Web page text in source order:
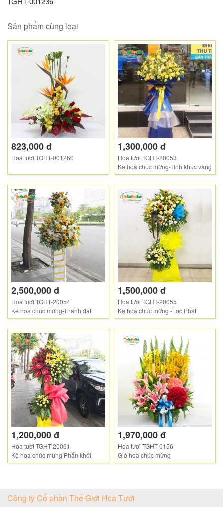
Sản phẩm cùng loại
823,000 đ
Hoa tươi TGHT-001260
1,300,000 đ
Hoa tươi TGHT-20053
Kệ hoa chúc mừng-Tình khúc vàng
2,500,000 đ
Hoa tươi TGHT-20054
Kệ hoa chúc mừng-Thành đạt
1,500,000 đ
Hoa tươi TGHT-20055
Kệ hoa chúc mừng -Lộc Phát
1,200,000 đ
Hoa tươi TGHT-20061
Kệ hoa chúc mừng Phấn khởi
1,970,000 đ
Hoa tươi TGHT-0156
Giỏ hoa chúc mừng
Công ty Cổ phần Thế Giới Hoa Tươi